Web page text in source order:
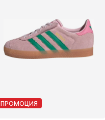
ПРОМОЦИЯ